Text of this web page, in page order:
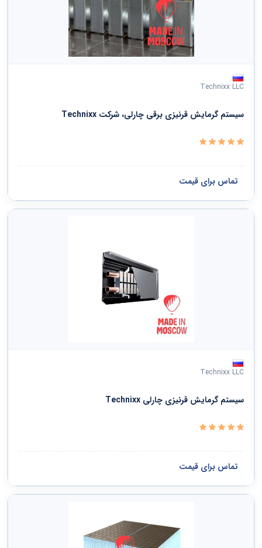
خدمات سیاسی و اجتماعی
Technixx LLC
سیستم گرمایش قرنیزی برقی چارلی، شرکت Technixx
تماس برای قیمت
Technixx LLC
سیستم گرمایش قرنیزی چارلی Technixx
تماس برای قیمت